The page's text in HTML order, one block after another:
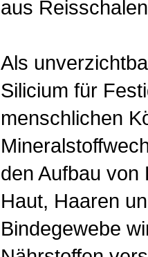
aus
Als
Silicium für
menschlichen
den Aufbau von
Haut, Haaren
Bindegewebe